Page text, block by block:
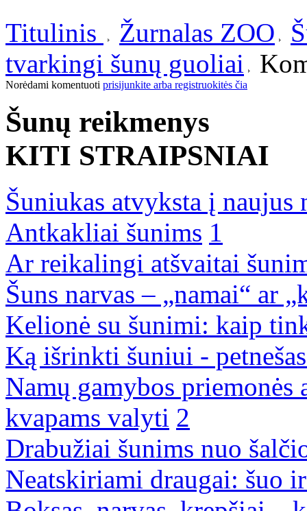
Titulinis Žurnalas ZOO
tvarkingi šunų guoliai
Norėdami komentuoti prisijunkite arba registruokitės čia
Šunų reikmenys
KITI STRAIPSNIAI
­Šuniukas atvyksta į naujus
Antkakliai šunims 1
Ar reikalingi atšvaitai
Šuns narvas – „namai“ ar
Kelionė su šunimi: kaip
Ką išrinkti šuniui -
Namų gamybos
kvapams valyti 2
Drabužiai šunims nuo
Neatskiriami draugai: šuo